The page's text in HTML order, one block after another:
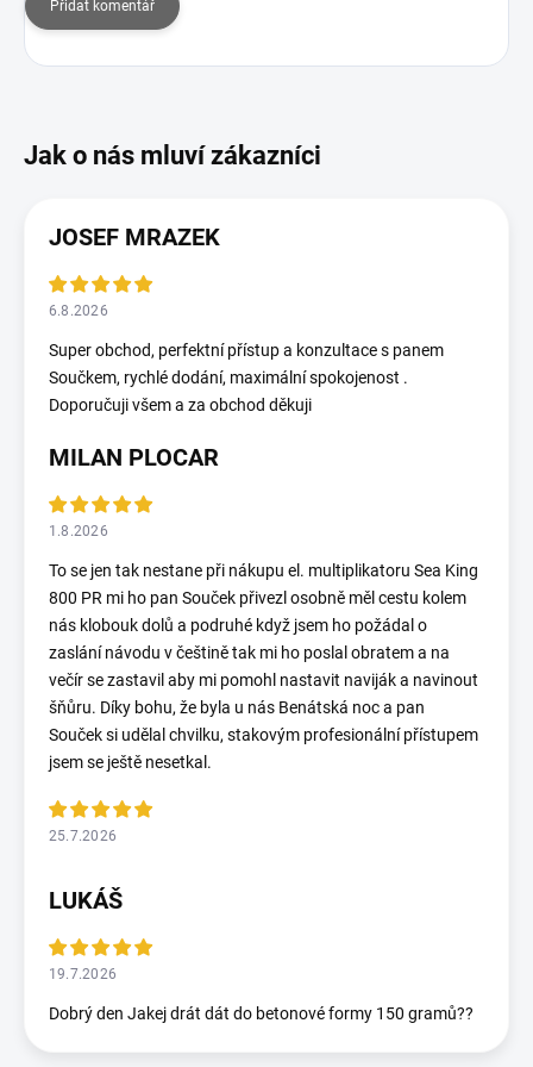
Přidat komentář
JOSEF MRAZEK
6.8.2026
Super obchod, perfektní přístup a konzultace s panem
Součkem, rychlé dodání, maximální spokojenost .
Doporučuji všem a za obchod děkuji
MILAN PLOCAR
1.8.2026
To se jen tak nestane při nákupu el. multiplikatoru Sea King
800 PR mi ho pan Souček přivezl osobně měl cestu kolem
nás klobouk dolů a podruhé když jsem ho požádal o
zaslání návodu v češtině tak mi ho poslal obratem a na
večír se zastavil aby mi pomohl nastavit naviják a navinout
šňůru. Díky bohu, že byla u nás Benátská noc a pan
Souček si udělal chvilku, stakovým profesionální přístupem
jsem se ještě nesetkal.
25.7.2026
LUKÁŠ
19.7.2026
Dobrý den Jakej drát dát do betonové formy 150 gramů??